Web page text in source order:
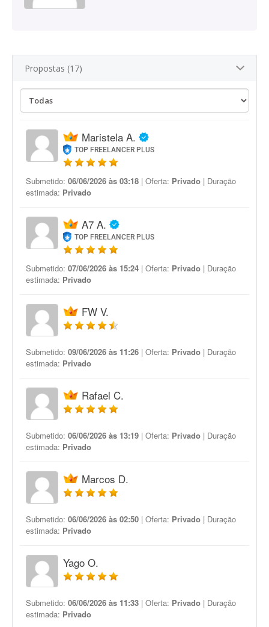
Propostas (17)
Maristela A.
TOP FREELANCER PLUS
Submetido: 06/06/2026 às 03:18 | Oferta: Privado | Duração
estimada: Privado
A7 A.
TOP FREELANCER PLUS
Submetido: 07/06/2026 às 15:24 | Oferta: Privado | Duração
estimada: Privado
FW V.
Submetido: 09/06/2026 às 11:26 | Oferta: Privado | Duração
estimada: Privado
Rafael C.
Submetido: 06/06/2026 às 13:19 | Oferta: Privado | Duração
estimada: Privado
Marcos D.
Submetido: 06/06/2026 às 02:50 | Oferta: Privado | Duração
estimada: Privado
Yago O.
Submetido: 06/06/2026 às 11:33 | Oferta: Privado | Duração
estimada: Privado